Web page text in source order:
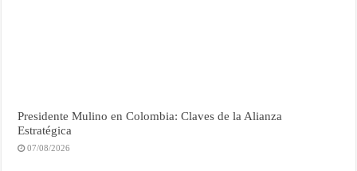
Presidente Mulino en Colombia: Claves de la Alianza
Estratégica
07/08/2026